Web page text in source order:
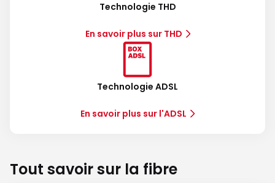
Technologie THD
En savoir plus sur THD
Technologie ADSL
En savoir plus sur l'ADSL
Tout savoir sur la fibre